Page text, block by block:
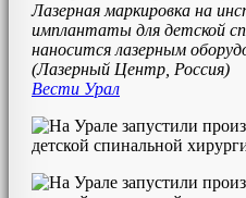
Лазерная маркировка на
имплантаты для детской
наносится лазерным
(Лазерный Центр, Россия)
Вести Урал